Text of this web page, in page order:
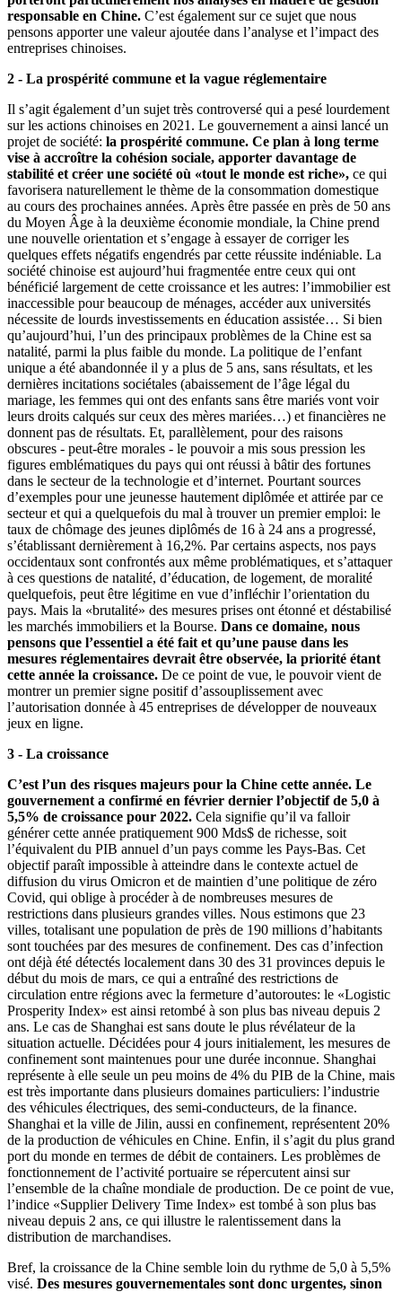
responsable en Chine. C’est également sur ce sujet que nous
pensons apporter une valeur ajoutée dans l’analyse et l’impact des
entreprises chinoises.
2 - La prospérité commune et la vague réglementaire
Il s’agit également d’un sujet très controversé qui a pesé lourdement
sur les actions chinoises en 2021. Le gouvernement a ainsi lancé un
projet de société: la prospérité commune. Ce plan à long terme
vise à accroître la cohésion sociale, apporter davantage de
stabilité et créer une société où «tout le monde est riche», ce qui
favorisera naturellement le thème de la consommation domestique
au cours des prochaines années. Après être passée en près de 50 ans
du Moyen Âge à la deuxième économie mondiale, la Chine prend
une nouvelle orientation et s’engage à essayer de corriger les
quelques effets négatifs engendrés par cette réussite indéniable. La
société chinoise est aujourd’hui fragmentée entre ceux qui ont
bénéficié largement de cette croissance et les autres: l’immobilier est
inaccessible pour beaucoup de ménages, accéder aux universités
nécessite de lourds investissements en éducation assistée… Si bien
qu’aujourd’hui, l’un des principaux problèmes de la Chine est sa
natalité, parmi la plus faible du monde. La politique de l’enfant
unique a été abandonnée il y a plus de 5 ans, sans résultats, et les
dernières incitations sociétales (abaissement de l’âge légal du
mariage, les femmes qui ont des enfants sans être mariés vont voir
leurs droits calqués sur ceux des mères mariées…) et financières ne
donnent pas de résultats. Et, parallèlement, pour des raisons
obscures - peut-être morales - le pouvoir a mis sous pression les
figures emblématiques du pays qui ont réussi à bâtir des fortunes
dans le secteur de la technologie et d’internet. Pourtant sources
d’exemples pour une jeunesse hautement diplômée et attirée par ce
secteur et qui a quelquefois du mal à trouver un premier emploi: le
taux de chômage des jeunes diplômés de 16 à 24 ans a progressé,
s’établissant dernièrement à 16,2%. Par certains aspects, nos pays
occidentaux sont confrontés aux même problématiques, et s’attaquer
à ces questions de natalité, d’éducation, de logement, de moralité
quelquefois, peut être légitime en vue d’infléchir l’orientation du
pays. Mais la «brutalité» des mesures prises ont étonné et déstabilisé
les marchés immobiliers et la Bourse. Dans ce domaine, nous
pensons que l’essentiel a été fait et qu’une pause dans les
mesures réglementaires devrait être observée, la priorité étant
cette année la croissance. De ce point de vue, le pouvoir vient de
montrer un premier signe positif d’assouplissement avec
l’autorisation donnée à 45 entreprises de développer de nouveaux
jeux en ligne.
3 - La croissance
C’est l’un des risques majeurs pour la Chine cette année. Le
gouvernement a confirmé en février dernier l’objectif de 5,0 à
5,5% de croissance pour 2022. Cela signifie qu’il va falloir
générer cette année pratiquement 900 Mds$ de richesse, soit
l’équivalent du PIB annuel d’un pays comme les Pays-Bas. Cet
objectif paraît impossible à atteindre dans le contexte actuel de
diffusion du virus Omicron et de maintien d’une politique de zéro
Covid, qui oblige à procéder à de nombreuses mesures de
restrictions dans plusieurs grandes villes. Nous estimons que 23
villes, totalisant une population de près de 190 millions d’habitants
sont touchées par des mesures de confinement. Des cas d’infection
ont déjà été détectés localement dans 30 des 31 provinces depuis le
début du mois de mars, ce qui a entraîné des restrictions de
circulation entre régions avec la fermeture d’autoroutes: le «Logistic
Prosperity Index» est ainsi retombé à son plus bas niveau depuis 2
ans. Le cas de Shanghai est sans doute le plus révélateur de la
situation actuelle. Décidées pour 4 jours initialement, les mesures de
confinement sont maintenues pour une durée inconnue. Shanghai
représente à elle seule un peu moins de 4% du PIB de la Chine, mais
est très importante dans plusieurs domaines particuliers: l’industrie
des véhicules électriques, des semi-conducteurs, de la finance.
Shanghai et la ville de Jilin, aussi en confinement, représentent 20%
de la production de véhicules en Chine. Enfin, il s’agit du plus grand
port du monde en termes de débit de containers. Les problèmes de
fonctionnement de l’activité portuaire se répercutent ainsi sur
l’ensemble de la chaîne mondiale de production. De ce point de vue,
l’indice «Supplier Delivery Time Index» est tombé à son plus bas
niveau depuis 2 ans, ce qui illustre le ralentissement dans la
distribution de marchandises.
Bref, la croissance de la Chine semble loin du rythme de 5,0 à 5,5%
visé. Des mesures gouvernementales sont donc urgentes, sinon